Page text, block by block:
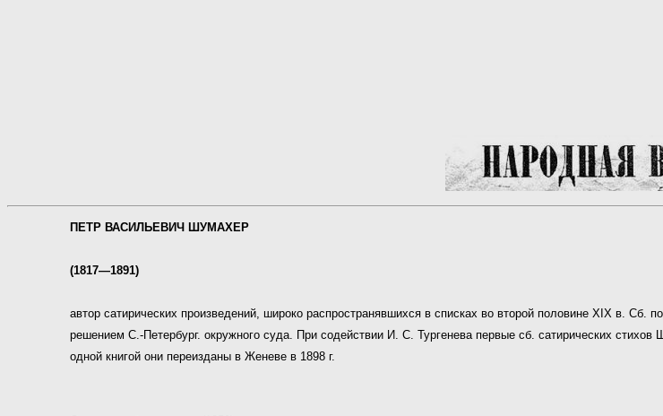
ПЕТР ВАСИЛЬЕВИЧ ШУМАХЕР
(1817—1891)
автор сатирических произведений, широко распространявшихся в списках во второй половине XIX в. Сб.
решением С.-Петербург. окружного суда. При содействии И. С. Тургенева первые сб. сатирических
одной книгой они переизданы в Женеве в 1898 г.